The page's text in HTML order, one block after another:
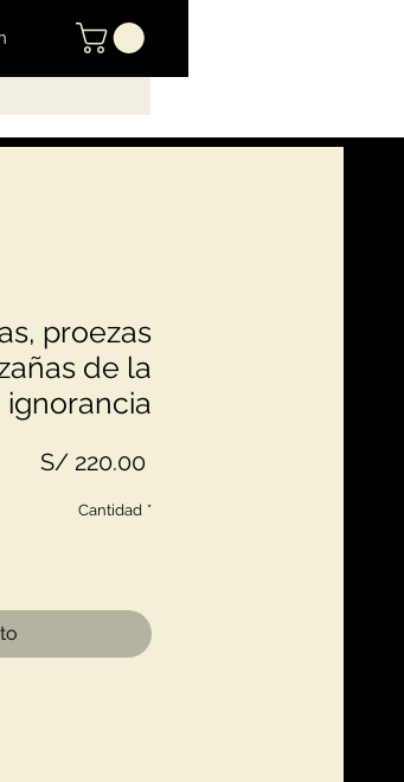
proezas
de la
ignorancia
S/ 220.00Precio
Cantidad *